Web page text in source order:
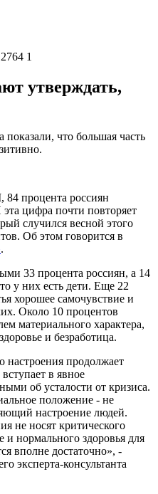
2764 1
утверждать,
показали, что большая часть
процента россиян
цифра почти повторяет
случился весной этого
Об этом говорится в
.
33 процента россиян, а 14
у них есть дети. Еще 22
хорошее самочувствие и
Около 10 процентов
материального характера,
и безработица.
настроения продолжает
в явное
об усталости от кризиса.
положение - не
настроение людей.
не носят критического
и нормального здоровья для
вполне достаточно», -
эксперта-консультанта